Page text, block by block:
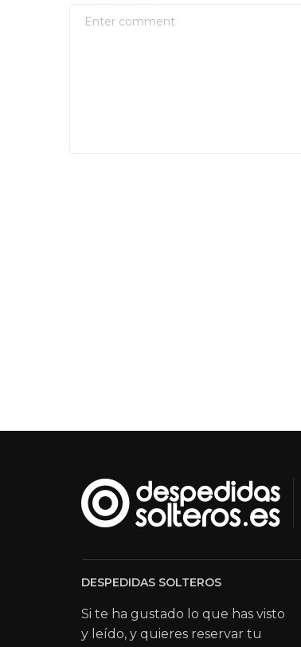
DESPEDIDAS SOLTEROS
Si te ha gustado lo que has visto
y leído, y quieres reservar tu